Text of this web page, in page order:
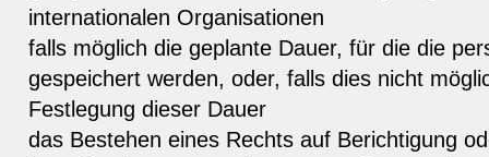
internationalen Organisationen
falls möglich die geplante Dauer, für die die
gespeichert werden, oder, falls dies nicht
Festlegung dieser Dauer
das Bestehen eines Rechts auf Berichtigung